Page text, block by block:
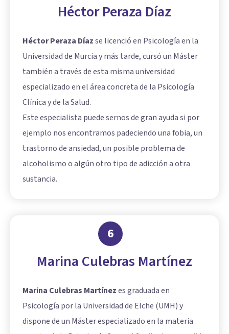
Héctor Peraza Díaz
Héctor Peraza Díazse licenció en Psicología en la
Universidad de Murcia y más tarde, cursó un Máster
también a través de esta misma universidad
especializado en el área concreta de la Psicología
Clínica y de la Salud.
Este especialista puede sernos de gran ayuda si por
ejemplo nos encontramos padeciendo una fobia, un
trastorno de ansiedad, un posible problema de
alcoholismo o algún otro tipo de adicción a otra
sustancia.
6
Marina Culebras Martínez
Marina Culebras Martínezes graduada en
Psicología por la Universidad de Elche (UMH) y
dispone de un Máster especializado en la materia